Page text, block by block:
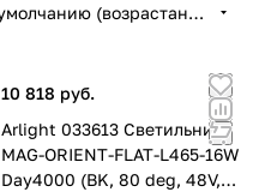
По умолчанию (возрастание)
10 818 руб.
Arlight 033613 Светильник
MAG-ORIENT-FLAT-L465-16W
Day4000 (BK, 80 deg, 48V,